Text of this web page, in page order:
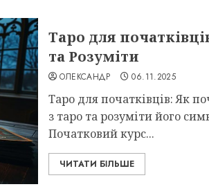
Таро для
та Розуміти
ОЛЕКСАНДР 06.11.2025
Таро для початківців: Як
з таро та розуміти його
Початковий курс...
ЧИТАТИ БІЛЬШЕ